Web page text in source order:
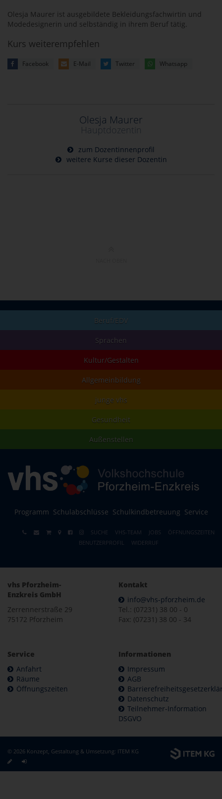
Olesja Maurer ist ausgebildete Bekleidungsfachwirtin und
Modedesignerin und selbständig in ihrem Beruf tätig.
Kurs weiterempfehlen
Facebook E-Mail Twitter Whatsapp
Olesja Maurer
Hauptdozentin
zum Dozentinnenprofil
weitere Kurse dieser Dozentin
Beruf/EDV
Sprachen
Kultur/Gestalten
Allgemeinbildung
junge vhs
Gesundheit
Außenstellen
Programm Schulabschlüsse Schulkindbetreuung Service
SUCHE VHS-TEAM JOBS
ÖFFNUNGSZEITEN
BENUTZERPROFIL
WIDERRUF
vhs Pforzheim-
Enzkreis GmbH
Zerrennerstraße 29
75172 Pforzheim
Kontakt
info@vhs-pforzheim.de
Tel.: (07231) 38 00 - 0
Fax: (07231) 38 00 - 34
Service
Anfahrt
Räume
Öffnungszeiten
Informationen
Impressum
AGB
Datenschutz
Teilnehmer-Information
DSGVO
© 2026 Konzept, Gestaltung & Umsetzung: ITEM KG